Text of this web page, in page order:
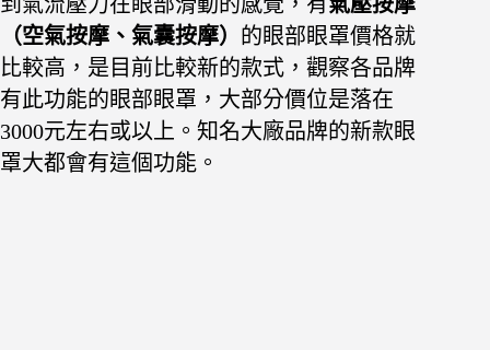
（空氣按摩、氣囊按摩） 的眼部眼罩價格就
比較高，是目前比較新的款式，觀察各品牌
有此功能的眼部眼罩，大部分價位是落在
3000元左右或以上。知名大廠品牌的新款眼
罩大都會有這個功能。